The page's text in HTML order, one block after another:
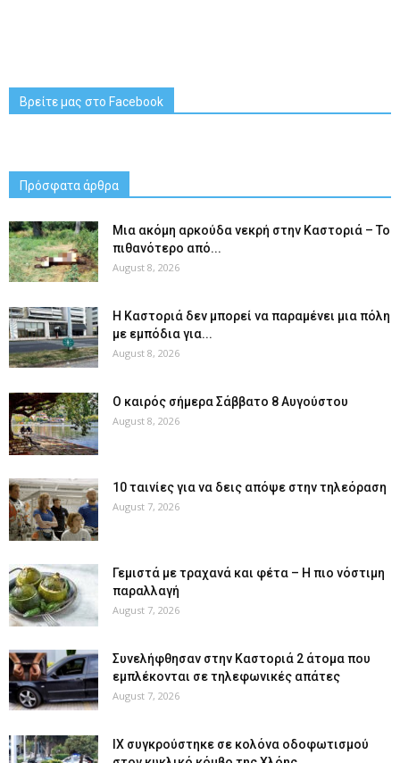
Βρείτε μας στο Facebook
Πρόσφατα άρθρα
Μια ακόμη αρκούδα νεκρή στην Καστοριά – Το
πιθανότερο από...
August 8, 2026
Η Καστοριά δεν μπορεί να παραμένει μια πόλη
με εμπόδια για...
August 8, 2026
Ο καιρός σήμερα Σάββατο 8 Αυγούστου
August 8, 2026
10 ταινίες για να δεις απόψε στην τηλεόραση
August 7, 2026
Γεμιστά με τραχανά και φέτα – Η πιο νόστιμη
παραλλαγή
August 7, 2026
Συνελήφθησαν στην Καστοριά 2 άτομα που
εμπλέκονται σε τηλεφωνικές απάτες
August 7, 2026
ΙΧ συγκρούστηκε σε κολόνα οδοφωτισμού